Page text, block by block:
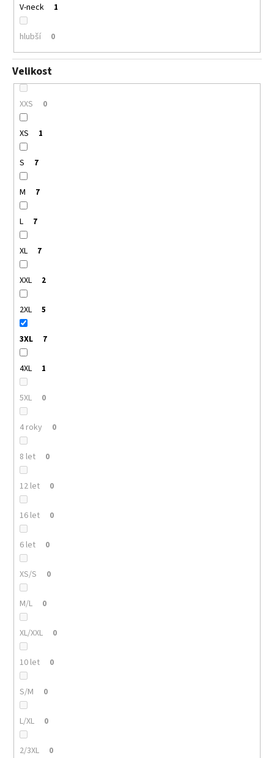
V-neck 1
hlubší 0
Velikost
XXS 0
XS 1
S 7
M 7
L 7
XL 7
XXL 2
2XL 5
3XL 7
4XL 1
5XL 0
4 roky 0
8 let 0
12 let 0
16 let 0
6 let 0
XS/S 0
M/L 0
XL/XXL 0
10 let 0
S/M 0
L/XL 0
2/3XL 0